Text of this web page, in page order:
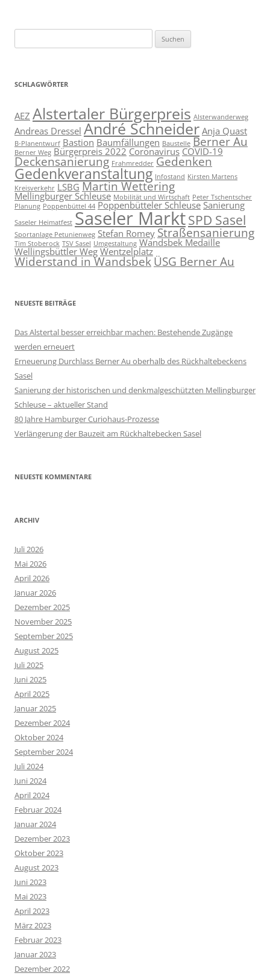
nach:
SCHLAGWÖRTER
AEZ Alstertaler Bürgerpreis Alsterwanderweg
Andreas Dressel André SchneiderAnja Quast
B-Planentwurf Bastion Baumfällungen Baustelle Berner Au
Berner Weg Bürgerpreis 2022CoronavirusCOVID-19
Deckensanierung Frahmredder Gedenken
Gedenkveranstaltung Infostand Kirsten Martens
Kreisverkehr LSBG Martin Wettering
Mellingburger Schleuse Mobilität und Wirtschaft Peter Tschentscher
Planung Poppenbüttel 44 Poppenbütteler SchleuseSanierung
Saseler Heimatfest Saseler MarktSPD Sasel
Sportanlage Petunienweg Stefan Romey Straßensanierung
Tim Stoberock TSV Sasel Umgestaltung Wandsbek Medaille
Wellingsbüttler WegWentzelplatz
Widerstand in Wandsbek ÜSG Berner Au
NEUESTE BEITRÄGE
Das Alstertal besser erreichbar machen: Bestehende Zugänge
werden erneuert
Erneuerung Durchlass Berner Au oberhalb des Rückhalte­beckens
Sasel
Sanierung der historischen und denkmalgeschützten Mellingburger
Schleuse – aktueller Stand
80 Jahre Hamburger Curiohaus-Prozesse
Verlängerung der Bauzeit am Rückhaltebecken Sasel
NEUESTE KOMMENTARE
ARCHIV
Juli 2026
Mai 2026
April 2026
Januar 2026
Dezember 2025
November 2025
September 2025
August 2025
Juli 2025
Juni 2025
April 2025
Januar 2025
Dezember 2024
Oktober 2024
September 2024
Juli 2024
Juni 2024
April 2024
Februar 2024
Januar 2024
Dezember 2023
Oktober 2023
August 2023
Juni 2023
Mai 2023
April 2023
März 2023
Februar 2023
Januar 2023
Dezember 2022